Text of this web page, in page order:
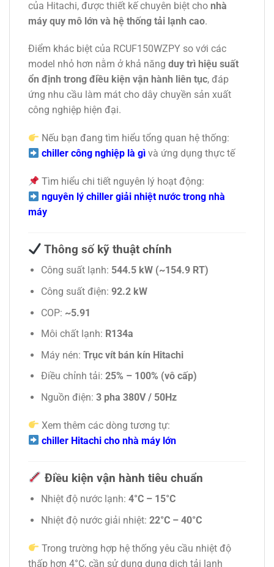
của Hitachi, được thiết kế chuyên biệt cho nhà
máy quy mô lớn và hệ thống tải lạnh cao.
Điểm khác biệt của RCUF150WZPY so với các
model nhỏ hơn nằm ở khả năng duy trì hiệu suất
ổn định trong điều kiện vận hành liên tục, đáp
ứng nhu cầu làm mát cho dây chuyền sản xuất
công nghiệp hiện đại.
Nếu bạn đang tìm hiểu tổng quan hệ thống:
chiller công nghiệp là gì và ứng dụng thực tế
Tìm hiểu chi tiết nguyên lý hoạt động:
nguyên lý chiller giải nhiệt nước trong nhà
máy
Thông số kỹ thuật chính
Công suất lạnh: 544.5 kW (~154.9 RT)
Công suất điện: 92.2 kW
COP: ~5.91
Môi chất lạnh: R134a
Máy nén: Trục vít bán kín Hitachi
Điều chỉnh tải: 25% – 100% (vô cấp)
Nguồn điện: 3 pha 380V / 50Hz
Xem thêm các dòng tương tự:
chiller Hitachi cho nhà máy lớn
Điều kiện vận hành tiêu chuẩn
Nhiệt độ nước lạnh: 4°C – 15°C
Nhiệt độ nước giải nhiệt: 22°C – 40°C
Trong trường hợp hệ thống yêu cầu nhiệt độ
thấp hơn 4°C, cần sử dụng dung dịch tải lạnh